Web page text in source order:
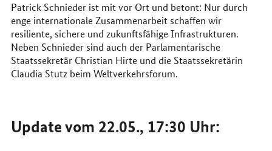
Patrick Schnieder ist mit vor Ort und betont: Nur durch
enge internationale Zusammenarbeit schaffen wir
resiliente, sichere und zukunftsfähige Infrastrukturen.
Neben Schnieder sind auch der Parlamentarische
Staatssekretär Christian Hirte und die Staatssekretärin
Claudia Stutz beim Weltverkehrsforum.
Update vom 22.05., 17:30 Uhr: